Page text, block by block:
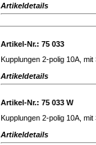
Artikeldetails
Artikel-Nr.: 75 033
Kupplungen 2-polig 10A,
Artikeldetails
Artikel-Nr.: 75 033 W
Kupplungen 2-polig 10A,
Artikeldetails